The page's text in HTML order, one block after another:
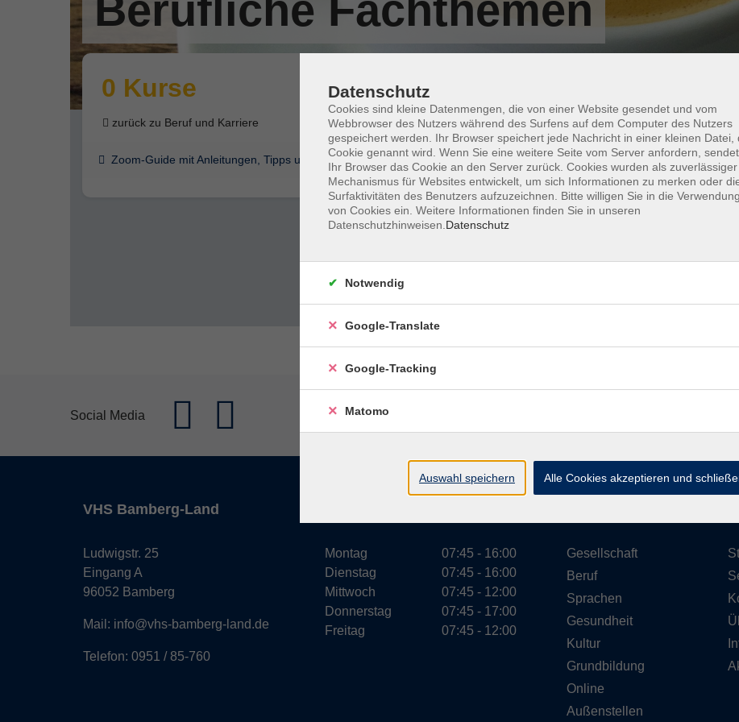
0 Kurse
zurück zu Beruf und Karriere
Zoom-Guide mit Anleitungen, Tipps und Tricks
Wochentage Tageszeit
nur buchbare nur beginnende
Social Media
VHS Bamberg-Land
Ludwigstr. 25
Eingang A
96052 Bamberg
Mail: info@vhs-bamberg-land.de
Telefon: 0951 / 85-760
Montag
Dienstag
Mittwoch
Donnerstag
Freitag
07:45 - 16:00
07:45 - 16:00
07:45 - 12:00
07:45 - 17:00
07:45 - 12:00
Gesellschaft
Beruf
Sprachen
Gesundheit
Kultur
Grundbildung
Online
Außenstellen
Datenschutz
Cookies sind kleine Datenmengen, die von einer Website gesendet und vom
Webbrowser des Nutzers während des Surfens auf dem Computer des Nutzers
gespeichert werden. Ihr Browser speichert jede Nachricht in einer kleinen Datei,
Cookie genannt wird. Wenn Sie eine weitere Seite vom Server anfordern, sendet
Ihr Browser das Cookie an den Server zurück. Cookies wurden als zuverlässiger
Mechanismus für Websites entwickelt, um sich Informationen zu merken oder
Surfaktivitäten des Benutzers aufzuzeichnen. Bitte willigen Sie in die Verwendung
von Cookies ein. Weitere Informationen finden Sie in unseren
Datenschutzhinweisen. Datenschutz
Notwendig
Google-Translate
Google-Tracking
Matomo
Auswahl speichern Alle Cookies akzeptieren und